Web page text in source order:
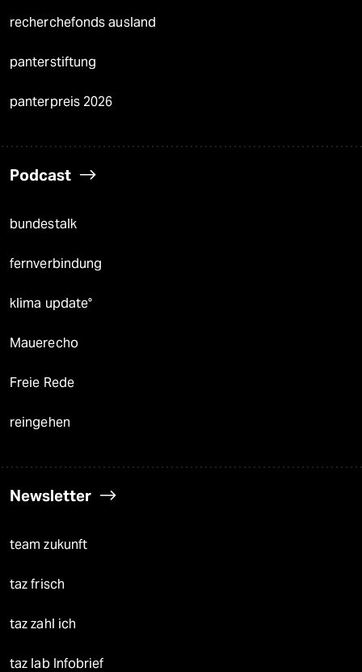
recherchefonds ausland
panterstiftung
panterpreis 2026
Podcast
bundestalk
fernverbindung
klima update°
Mauerecho
Freie Rede
reingehen
Newsletter
team zukunft
taz frisch
taz zahl ich
taz lab Infobrief